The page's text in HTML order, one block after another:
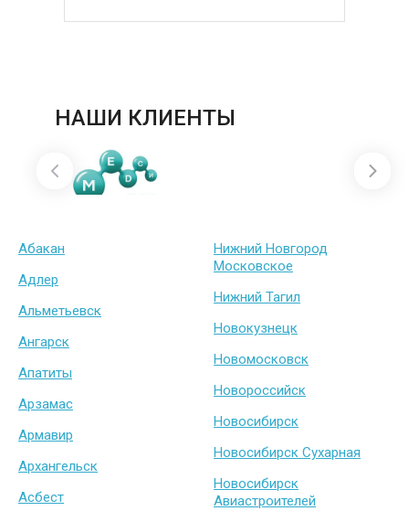
НАШИ КЛИЕНТЫ
Абакан
Адлер
Альметьевск
Ангарск
Апатиты
Арзамас
Армавир
Архангельск
Асбест
Нижний Новгород
Московское
Нижний Тагил
Новокузнецк
Новомосковск
Новороссийск
Новосибирск
Новосибирск Сухарная
Новосибирск
Авиастроителей